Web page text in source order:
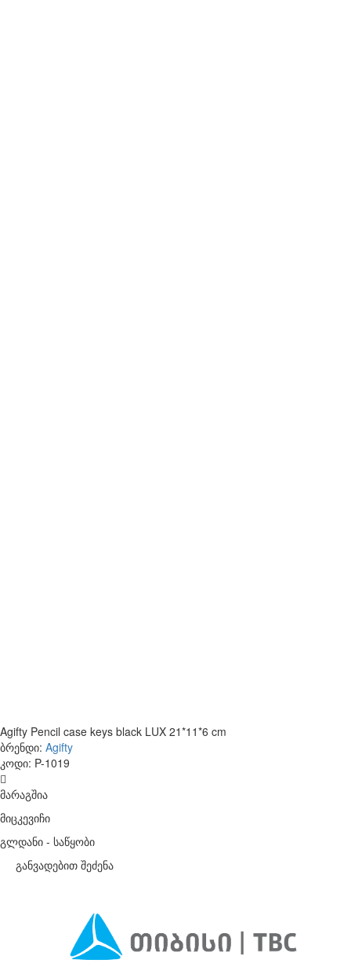
Agifty Pencil case keys black LUX 21*11*6 cm
ბრენდი: Agifty
კოდი: P-1019
მარაგშია
მიცკევიჩი
გლდანი - საწყობი
განვადებით შეძენა